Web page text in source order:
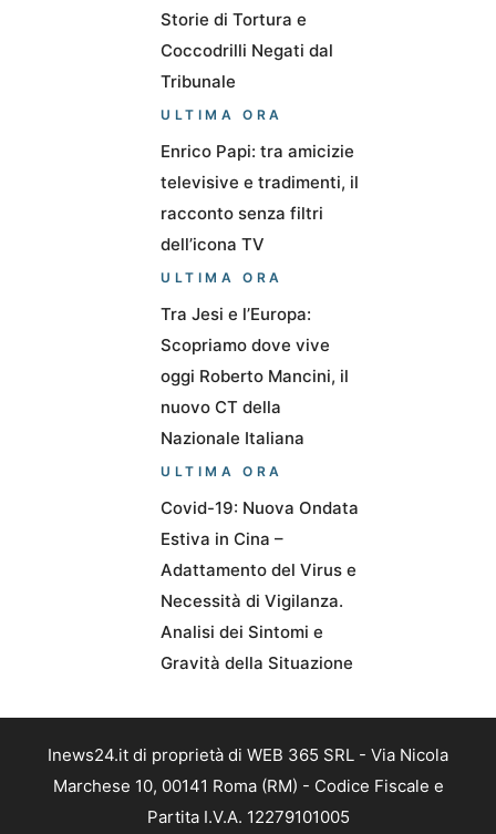
Storie di Tortura e
Coccodrilli Negati dal
Tribunale
ULTIMA ORA
Enrico Papi: tra amicizie
televisive e tradimenti, il
racconto senza filtri
dell’icona TV
ULTIMA ORA
Tra Jesi e l’Europa:
Scopriamo dove vive
oggi Roberto Mancini, il
nuovo CT della
Nazionale Italiana
ULTIMA ORA
Covid-19: Nuova Ondata
Estiva in Cina –
Adattamento del Virus e
Necessità di Vigilanza.
Analisi dei Sintomi e
Gravità della Situazione
Inews24.it di proprietà di WEB 365 SRL - Via Nicola
Marchese 10, 00141 Roma (RM) - Codice Fiscale e
Partita I.V.A. 12279101005